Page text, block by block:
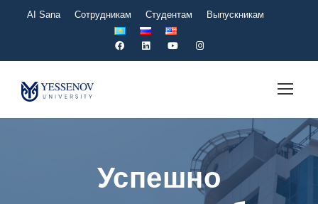
AI Sana Сотрудникам Студентам Выпускникам
Успешно